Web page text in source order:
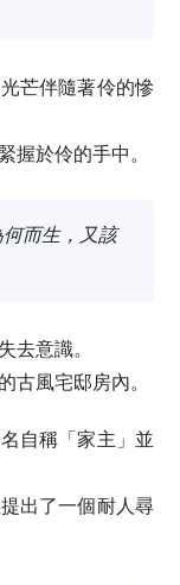
芒伴隨著伶的慘
於伶的手中。
而生，又該
去意識。
風宅邸房內。
自稱「家主」並
出了一個耐人尋